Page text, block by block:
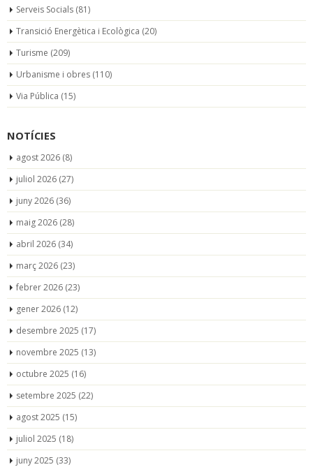
Serveis Socials (81)
Transició Energètica i Ecològica (20)
Turisme (209)
Urbanisme i obres (110)
Via Pública (15)
NOTÍCIES
agost 2026 (8)
juliol 2026 (27)
juny 2026 (36)
maig 2026 (28)
abril 2026 (34)
març 2026 (23)
febrer 2026 (23)
gener 2026 (12)
desembre 2025 (17)
novembre 2025 (13)
octubre 2025 (16)
setembre 2025 (22)
agost 2025 (15)
juliol 2025 (18)
juny 2025 (33)